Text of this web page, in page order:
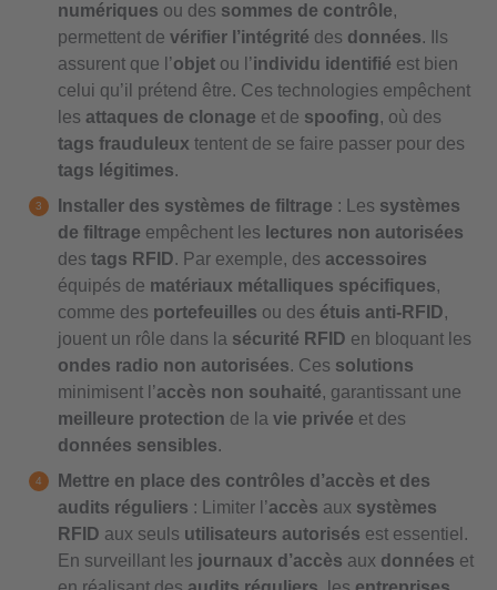
numériques ou des sommes de contrôle,
permettent de vérifier l’intégrité des données. Ils
assurent que l’objet ou l’individu identifié est bien
celui qu’il prétend être. Ces technologies empêchent
les attaques de clonage et de spoofing, où des
tags frauduleux tentent de se faire passer pour des
tags légitimes.
Installer des systèmes de filtrage : Les systèmes
de filtrage empêchent les lectures non autorisées
des tags RFID. Par exemple, des accessoires
équipés de matériaux métalliques spécifiques,
comme des portefeuilles ou des étuis anti-RFID,
jouent un rôle dans la sécurité RFID en bloquant les
ondes radio non autorisées. Ces solutions
minimisent l’accès non souhaité, garantissant une
meilleure protection de la vie privée et des
données sensibles.
Mettre en place des contrôles d’accès et des
audits réguliers : Limiter l’accès aux systèmes
RFID aux seuls utilisateurs autorisés est essentiel.
En surveillant les journaux d’accès aux données et